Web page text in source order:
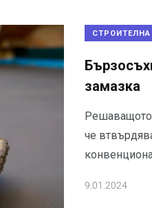
замазка
Решаващото
че
9.01.2024